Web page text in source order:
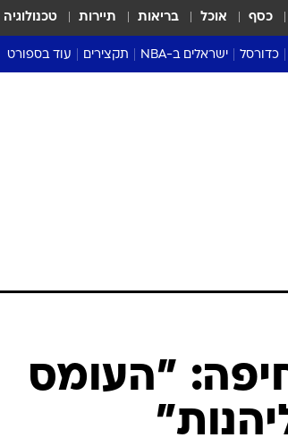
כסף אוכל בריאות תיירות טכנולוגיה
כדורסל ישראלים ב-NBA תקצירים עוד בספורט
פוקר
"העומס